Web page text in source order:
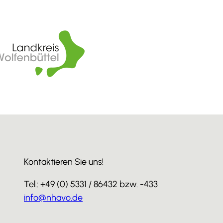
Kontaktieren Sie uns!
Tel.: +49 (0) 5331 / 86432 bzw. -433
info@nhavo.de